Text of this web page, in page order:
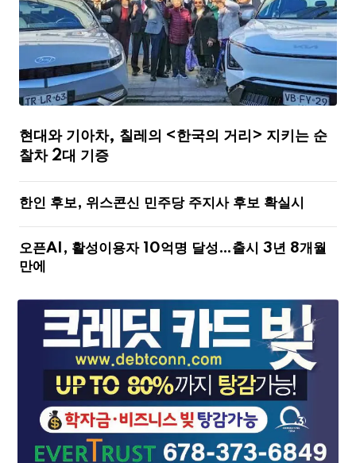
현대와 기아차, 칠레의 <한국의 거리> 지키는 순
찰차 2대 기증
한인 후보, 위스콘신 민주당 주지사 후보 확실시
오픈AI, 활성이용자 10억명 달성…출시 3년 8개월
만에